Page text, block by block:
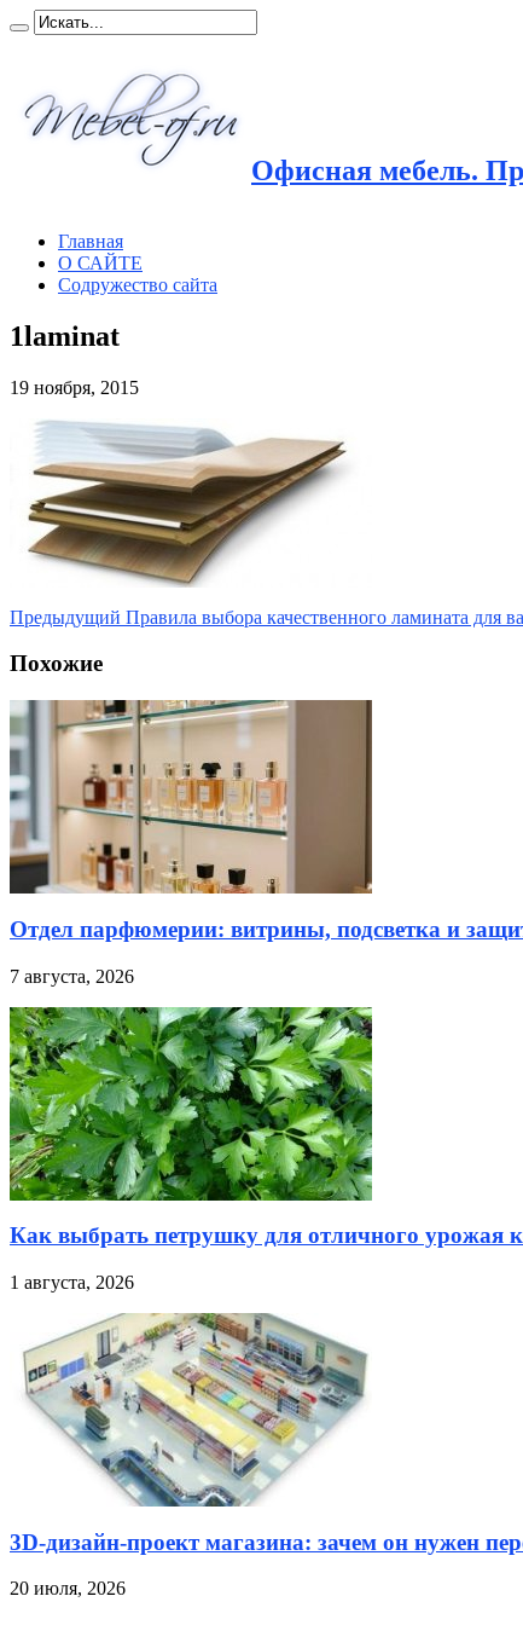
Офисная мебель.
Главная
О САЙТЕ
Содружество сайта
1laminat
19 ноября, 2015
Предыдущий Правила выбора качественного ламината для
Похожие
Отдел парфюмерии: витрины, подсветка и
7 августа, 2026
Как выбрать петрушку для отличного урожая
1 августа, 2026
3D-дизайн-проект магазина: зачем он нужен
20 июля, 2026